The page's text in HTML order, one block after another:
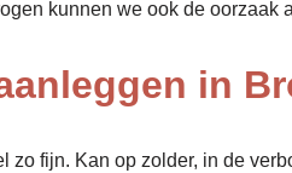
kunnen we ook de oorzaak
in
zo fijn. Kan op zolder, in de